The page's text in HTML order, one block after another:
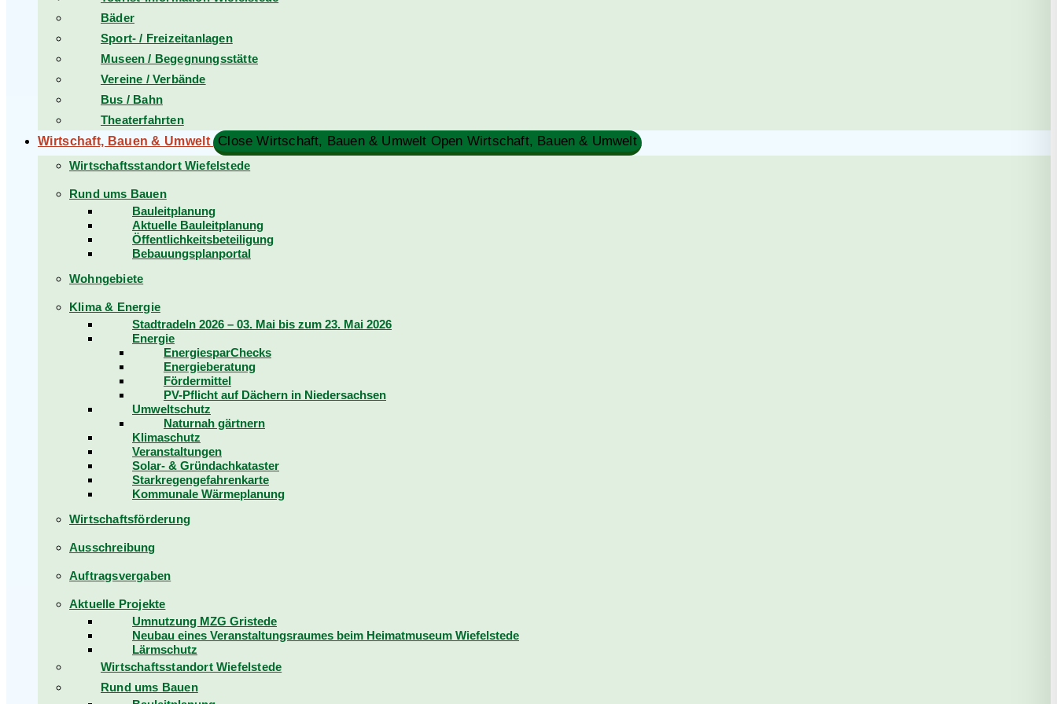
Bäder
Sport- / Freizeitanlagen
Museen / Begegnungsstätte
Vereine / Verbände
Bus / Bahn
Theaterfahrten
Wirtschaft, Bauen & Umwelt
Close Wirtschaft, Bauen & Umwelt Open Wirtschaft, Bauen & Umwelt
Wirtschaftsstandort Wiefelstede
Rund ums Bauen
Bauleitplanung
Aktuelle Bauleitplanung
Öffentlichkeitsbeteiligung
Bebauungsplanportal
Wohngebiete
Klima & Energie
Stadtradeln 2026 – 03. Mai bis zum 23. Mai 2026
Energie
EnergiesparChecks
Energieberatung
Fördermittel
PV-Pflicht auf Dächern in Niedersachsen
Umweltschutz
Naturnah gärtnern
Klimaschutz
Veranstaltungen
Solar- & Gründachkataster
Starkregengefahrenkarte
Kommunale Wärmeplanung
Wirtschaftsförderung
Ausschreibung
Auftragsvergaben
Aktuelle Projekte
Umnutzung MZG Gristede
Neubau eines Veranstaltungsraumes beim Heimatmuseum Wiefelstede
Lärmschutz
Wirtschaftsstandort Wiefelstede
Rund ums Bauen